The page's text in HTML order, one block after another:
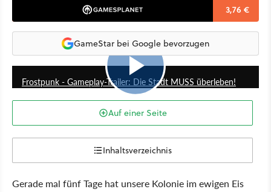
3,76 €
GameStar bei Google bevorzugen
1:41
Frostpunk - Gameplay-Trailer: Die Stadt MUSS überleben!
Auf einer Seite
Inhaltsverzeichnis
Gerade mal fünf Tage hat unsere Kolonie im ewigen Eis